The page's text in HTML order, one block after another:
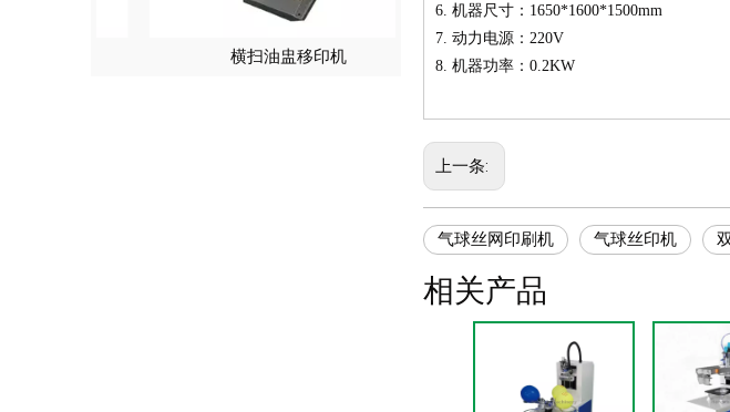
横扫油盅移印机
6. 机器尺寸：1650*1600*1500mm
7. 动力电源：220V
8. 机器功率：0.2KW
上一条:
气球丝网印刷机 气球丝印机
相关产品